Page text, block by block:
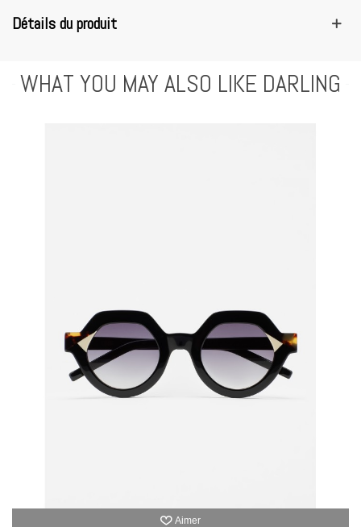
Détails du produit
WHAT YOU MAY ALSO LIKE DARLING
Aimer